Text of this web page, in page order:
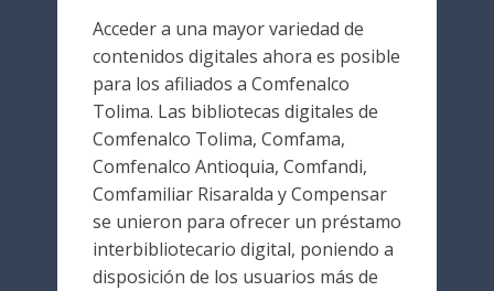
Acceder a una mayor variedad de
contenidos digitales ahora es posible
para los afiliados a Comfenalco
Tolima. Las bibliotecas digitales de
Comfenalco Tolima, Comfama,
Comfenalco Antioquia, Comfandi,
Comfamiliar Risaralda y Compensar
se unieron para ofrecer un préstamo
interbibliotecario digital, poniendo a
disposición de los usuarios más de